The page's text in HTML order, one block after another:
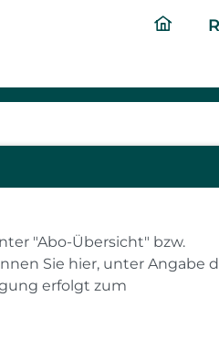
ding
"Abo-Übersicht" bzw.
Sie hier, unter Angabe
erfolgt zum